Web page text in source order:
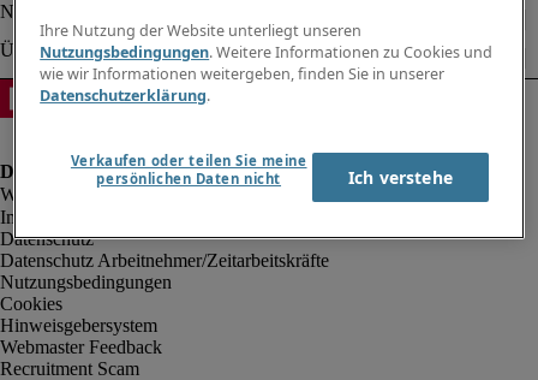
Impressum
Datenschutz
Datenschutz Arbeitnehmer/Zeitarbeitskräfte
Nutzungsbedingungen
Cookies
Hinweisgebersystem
Webmaster Feedback
Recruitment Scam
Ihre Nutzung der Website unterliegt unseren
Nutzungsbedingungen. Weitere Informationen zu Cookies und
wie wir Informationen weitergeben, finden Sie in unserer
Datenschutzerklärung.
Verkaufen oder teilen Sie meine
persönlichen Daten nicht
Ich verstehe